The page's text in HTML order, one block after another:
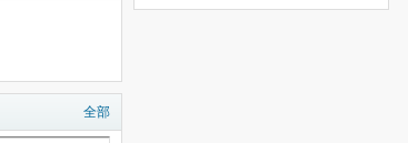
全部